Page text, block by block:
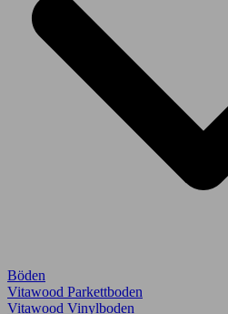
Böden
Vitawood Parkettboden
Vitawood Vinylboden